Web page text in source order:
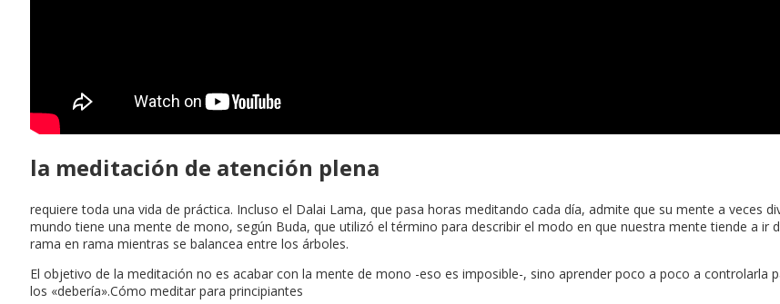
la meditación de atención plena
requiere toda una vida de práctica. Incluso el Dalai Lama, que pasa horas meditando cada día, admite que su mente a veces
mundo tiene una mente de mono, según Buda, que utilizó el término para describir el modo en que nuestra mente tiende a
rama en rama mientras se balancea entre los árboles.
El objetivo de la meditación no es acabar con la mente de mono -eso es imposible-, sino aprender poco a poco a controlarla
los «debería».Cómo meditar para principiantes